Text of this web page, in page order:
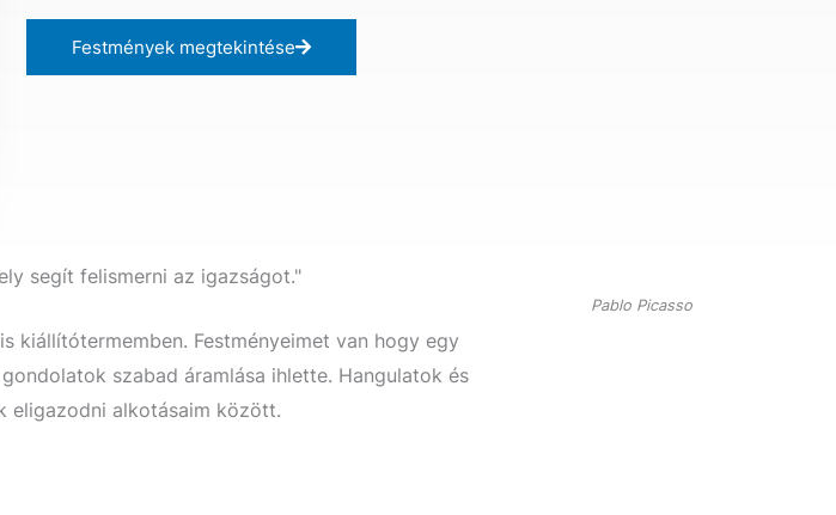
Festmények megtekintése
segít felismerni az igazságot."
kiállítótermemben. Festményeimet van hogy egy
szabad áramlása ihlette. Hangulatok és
eligazodni alkotásaim között.
Pablo Picasso